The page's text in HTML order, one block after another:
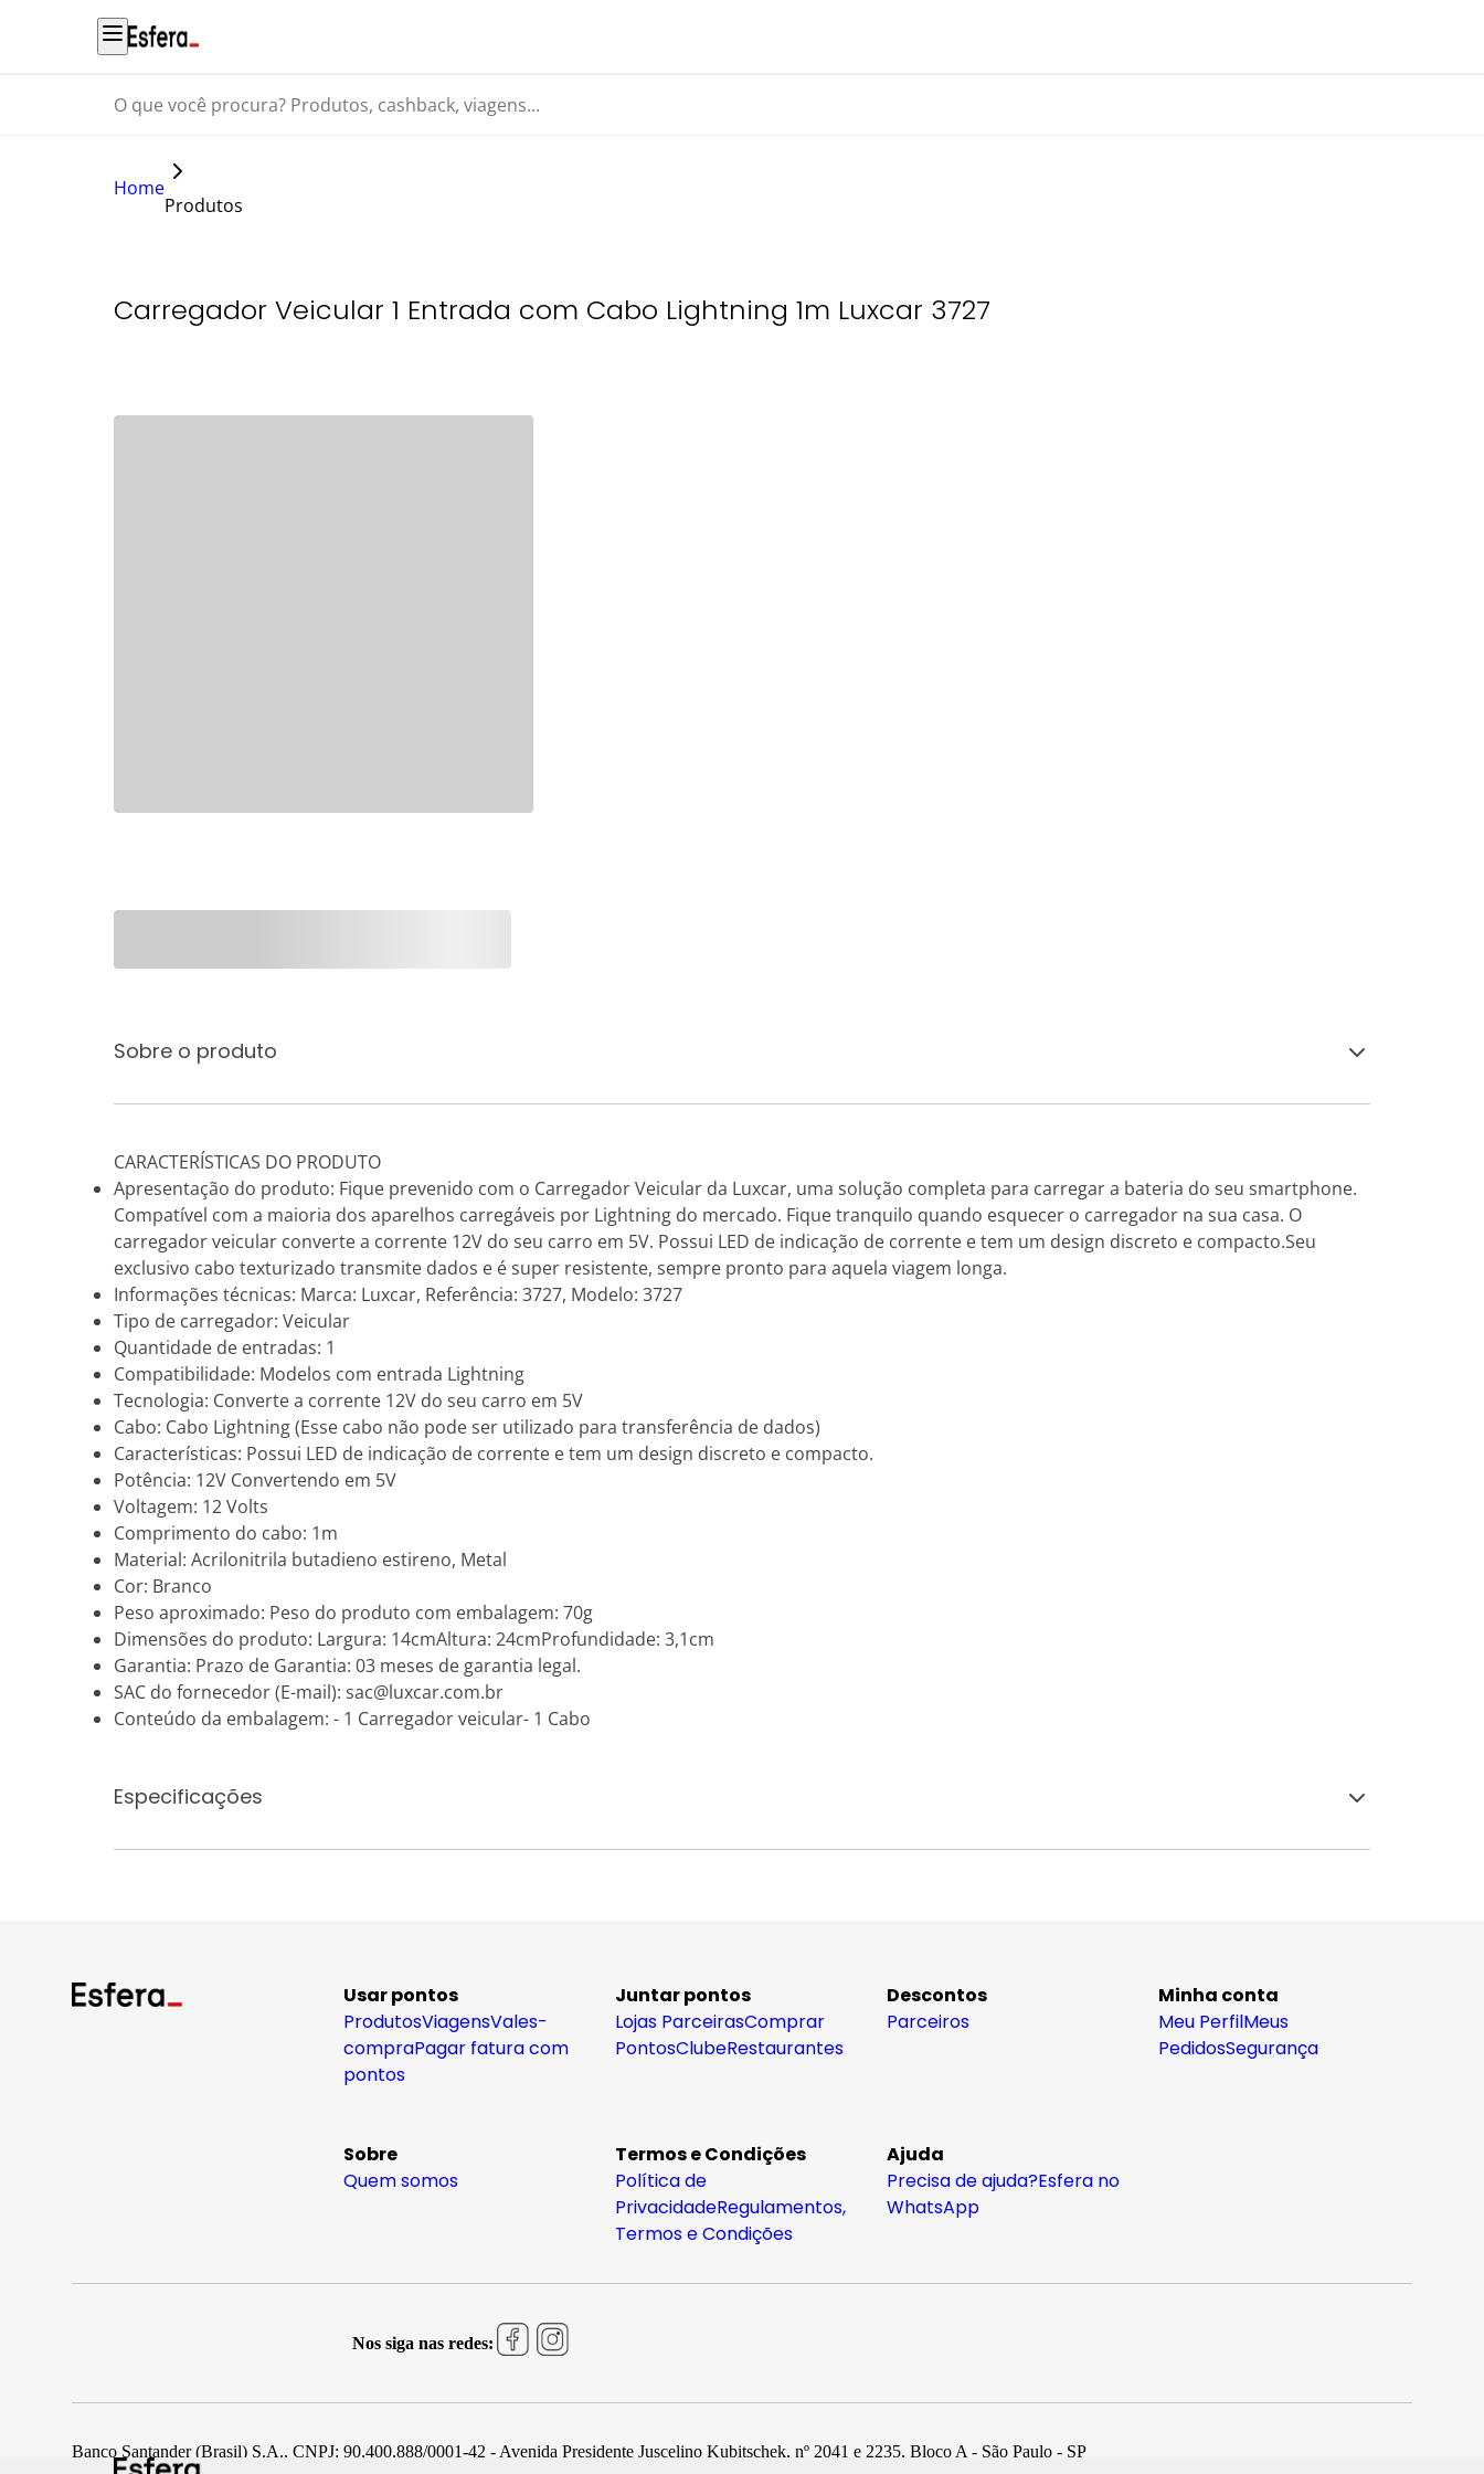
O que você procura? Produtos, cashback, viagens...
Home
Produtos
Carregador Veicular 1 Entrada com Cabo Lightning 1m Luxcar 3727
Sobre o produto
CARACTERÍSTICAS DO PRODUTO
Apresentação do produto: Fique prevenido com o Carregador Veicular da Luxcar, uma solução completa para carregar a bateria do seu smartphone.
Compatível com a maioria dos aparelhos carregáveis por Lightning do mercado. Fique tranquilo quando esquecer o carregador na sua casa. O
carregador veicular converte a corrente 12V do seu carro em 5V. Possui LED de indicação de corrente e tem um design discreto e compacto.Seu
exclusivo cabo texturizado transmite dados e é super resistente, sempre pronto para aquela viagem longa.
Informações técnicas: Marca: Luxcar, Referência: 3727, Modelo: 3727
Tipo de carregador: Veicular
Quantidade de entradas: 1
Compatibilidade: Modelos com entrada Lightning
Tecnologia: Converte a corrente 12V do seu carro em 5V
Cabo: Cabo Lightning (Esse cabo não pode ser utilizado para transferência de dados)
Características: Possui LED de indicação de corrente e tem um design discreto e compacto.
Potência: 12V Convertendo em 5V
Voltagem: 12 Volts
Comprimento do cabo: 1m
Material: Acrilonitrila butadieno estireno, Metal
Cor: Branco
Peso aproximado: Peso do produto com embalagem: 70g
Dimensões do produto: Largura: 14cmAltura: 24cmProfundidade: 3,1cm
Garantia: Prazo de Garantia: 03 meses de garantia legal.
SAC do fornecedor (E-mail): sac@luxcar.com.br
Conteúdo da embalagem: - 1 Carregador veicular- 1 Cabo
Especificações
Usar pontos
ProdutosViagensVales-
compraPagar fatura com
pontos
Juntar pontos
Lojas ParceirasComprar
PontosClubeRestaurantes
Descontos
Parceiros
Minha conta
Meu PerfilMeus
PedidosSegurança
Sobre
Quem somos
Termos e Condições
Política de
PrivacidadeRegulamentos,
Termos e Condições
Ajuda
Precisa de ajuda?Esfera no
WhatsApp
Nos siga nas redes:
Banco Santander (Brasil) S.A., CNPJ: 90.400.888/0001-42 - Avenida Presidente Juscelino Kubitschek, nº 2041 e 2235, Bloco A - São Paulo - SP